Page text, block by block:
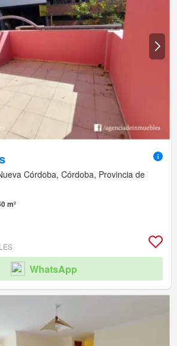
Córdoba, Córdoba, Provincia de
m²
WhatsApp